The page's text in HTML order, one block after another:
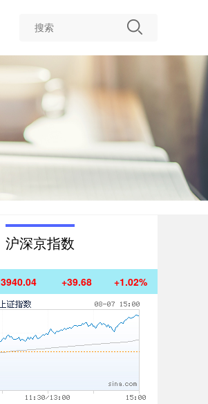
沪深京指数
3940.04 +39.68 +1.02%